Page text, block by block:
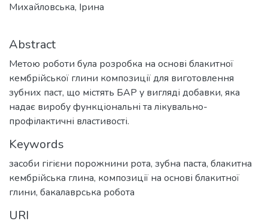
Михайловська, Ірина
Abstract
Метою роботи була розробка на основі блакитної
кембрійської глини композиції для виготовлення
зубних паст, що містять БАР у вигляді добавки, яка
надає виробу функціональні та лікувально-
профілактичні властивості.
Keywords
засоби гігієни порожнини рота, зубна паста, блакитна
кембрійська глина, композиції на основі блакитної
глини, бакалаврська робота
URI